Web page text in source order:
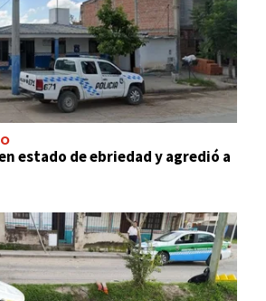
estado de ebriedad y agredió a